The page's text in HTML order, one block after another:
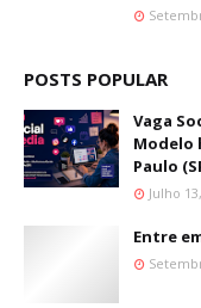
POSTS POPULAR
Vaga
Modelo
Paulo
Julho
Entre